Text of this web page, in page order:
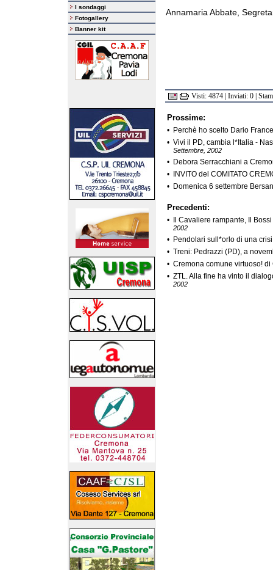
I sondaggi
Fotogallery
Banner kit
Annamaria Abbate,
Visti: 4874 | Inviati: 0 |
Prossime:
• Perchè ho scelto Dario
• Vivi il PD, cambia l*Italia -
Settembre, 2002
• Debora Serracchiani a
•
INVITO del COMITATO
• Domenica 6 settembre
Precedenti:
• Il Cavaliere rampante, Il
2002
• Pendolari sull*orlo di una
• Treni: Pedrazzi (PD), a
• Cremona comune virtuoso! di
• ZTL. Alla fine ha vinto il
2002